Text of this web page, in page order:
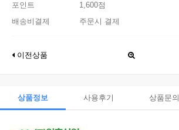
포인트
1,600점
배송비결제
주문시 결제
이전상품
상품정보 사용후기 상품문의